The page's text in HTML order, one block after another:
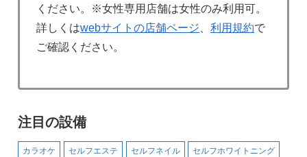
ください。※女性専用店舗は女性のみ利用可。
詳しくはwebサイトの店舗ページ 利用規約で
ご確認ください。
注目の設備
カラオケ セルフエステ セルフネイル セルフホワイトニング